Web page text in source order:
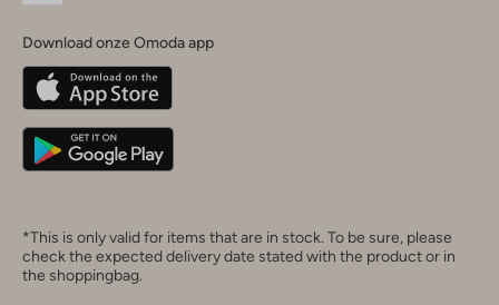
Belgique(Français)
Deutschland
Download onze Omoda app
*This is only valid for items that are in stock. To be sure, please
check the expected delivery date stated with the product or in
the shoppingbag.